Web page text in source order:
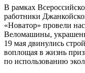
В рамках
работники
«Новатор» провели
Веломашины,
19 мая двинулись
воплощая в жизнь
по использованию